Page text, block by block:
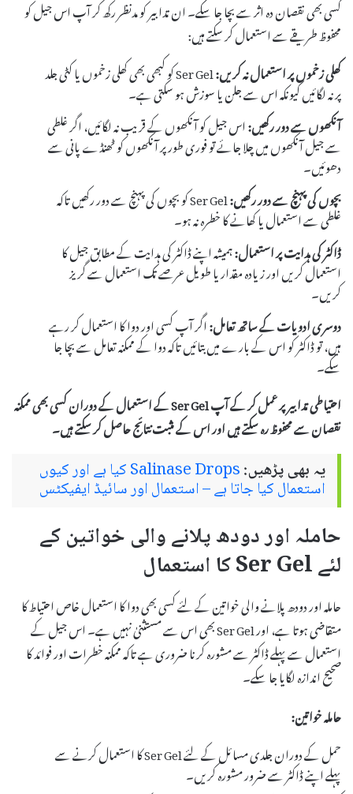
کسی بھی نقصان دہ اثر سے بچا جا سکے۔ ان تدابیر کو مدنظر رکھ کر آپ اس جیل کو
محفوظ طریقے سے استعمال کر سکتے ہیں:
کھلی زخموں پر استعمال نہ کریں:
Ser Gel کو کبھی بھی کھلی زخموں یا کٹی جلد
پر نہ لگائیں کیونکہ اس سے جلن یا سوزش ہو سکتی ہے۔
آنکھوں سے دور رکھیں:اس جیل کو آنکھوں کے قریب نہ لگائیں، اگر غلطی
سے جیل آنکھوں میں چلا جائے تو فوری طور پر آنکھوں کو ٹھنڈے پانی سے
دھوئیں۔
بچوں کی پہنچ سے دور رکھیں:
Ser Gel کو بچوں کی پہنچ سے دور رکھیں تاکہ
غلطی سے استعمال یا کھانے کا خطرہ نہ ہو۔
ڈاکٹر کی ہدایت پر استعمال:ہمیشہ اپنے ڈاکٹر کی ہدایت کے مطابق جیل کا
استعمال کریں اور زیادہ مقدار یا طویل عرصے تک استعمال سے گریز
کریں۔
دوسری ادویات کے ساتھ تعامل:اگر آپ کسی اور دوا کا استعمال کر رہے
ہیں، تو ڈاکٹر کو اس کے بارے میں بتائیں تاکہ دوا کے ممکنہ تعامل سے بچا جا
سکے۔
احتیاطی تدابیر پر عمل کر کے آپ Ser Gel کے استعمال کے دوران کسی بھی ممکنہ
نقصان سے محفوظ رہ سکتے ہیں اور اس کے مثبت نتائج حاصل کر سکتے ہیں۔
یہ بھی پڑھیں: Salinase Drops کیا ہے اور کیوں
استعمال کیا جاتا ہے – استعمال اور سائیڈ ایفیکٹس
حاملہ اور دودھ پلانے والی خواتین کے
لئے Ser Gel کا استعمال
حاملہ اور دودھ پلانے والی خواتین کے لئے کسی بھی دوا کا استعمال خاص احتیاط کا
متقاضی ہوتا ہے، اور Ser Gel بھی اس سے مستثنیٰ نہیں ہے۔ اس جیل کے
استعمال سے پہلے ڈاکٹر سے مشورہ کرنا ضروری ہے تاکہ ممکنہ خطرات اور فوائد کا
صحیح اندازہ لگایا جا سکے۔
حاملہ خواتین:
حمل کے دوران جلدی مسائل کے لئے Ser Gel کا استعمال کرنے سے
پہلے اپنے ڈاکٹر سے ضرور مشورہ کریں۔